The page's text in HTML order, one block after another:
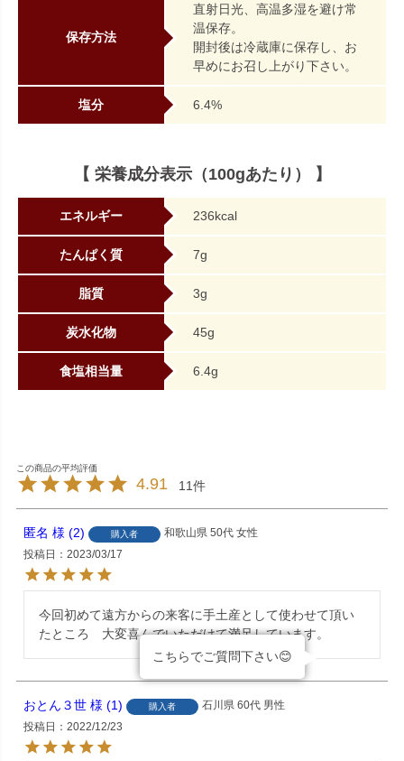
保存方法
直射日光、高温多湿を避け常
温保存。
開封後は冷蔵庫に保存し、お
早めにお召し上がり下さい。
塩分 6.4%
【 栄養成分表示（100gあたり） 】
エネルギー 236kcal
たんぱく質 7g
脂質 3g
炭水化物 45g
食塩相当量 6.4g
4.91 11
匿名 2 購入者 和歌山県 50代 女性
投稿日
2023/03/17
今回初めて遠方からの来客に手土産として使わせて頂い
たところ　大変喜んでいただけて満足しています。
おとん３世 1 購入者 石川県 60代 男性
投稿日
2022/12/23
こちらでご質問下さい😊